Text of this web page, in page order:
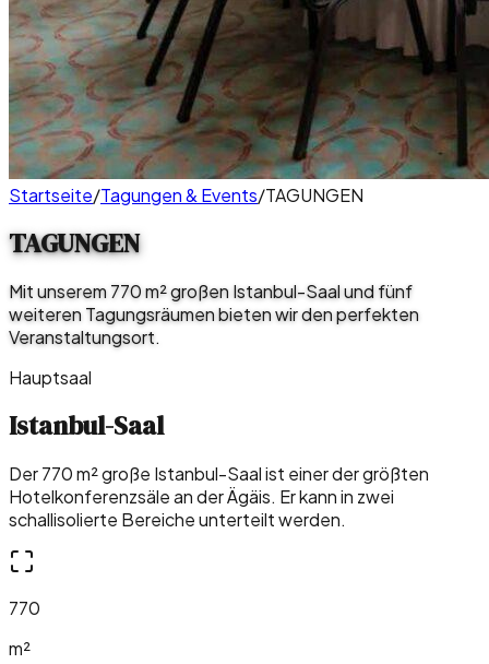
Startseite/Tagungen & Events/TAGUNGEN
TAGUNGEN
Mit unserem 770 m² großen Istanbul-Saal und fünf
weiteren Tagungsräumen bieten wir den perfekten
Veranstaltungsort.
Hauptsaal
Istanbul-Saal
Der 770 m² große Istanbul-Saal ist einer der größten
Hotelkonferenzsäle an der Ägäis. Er kann in zwei
schallisolierte Bereiche unterteilt werden.
770
m²